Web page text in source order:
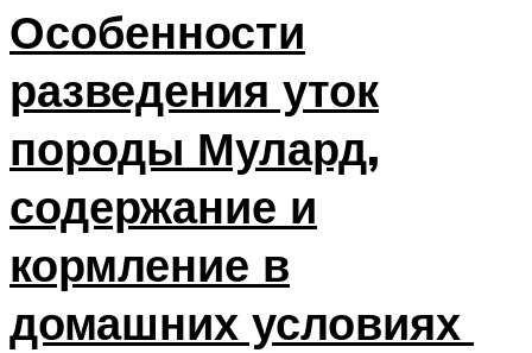
Особенности
разведения уток
породы Мулард,
содержание и
кормление в
домашних условиях